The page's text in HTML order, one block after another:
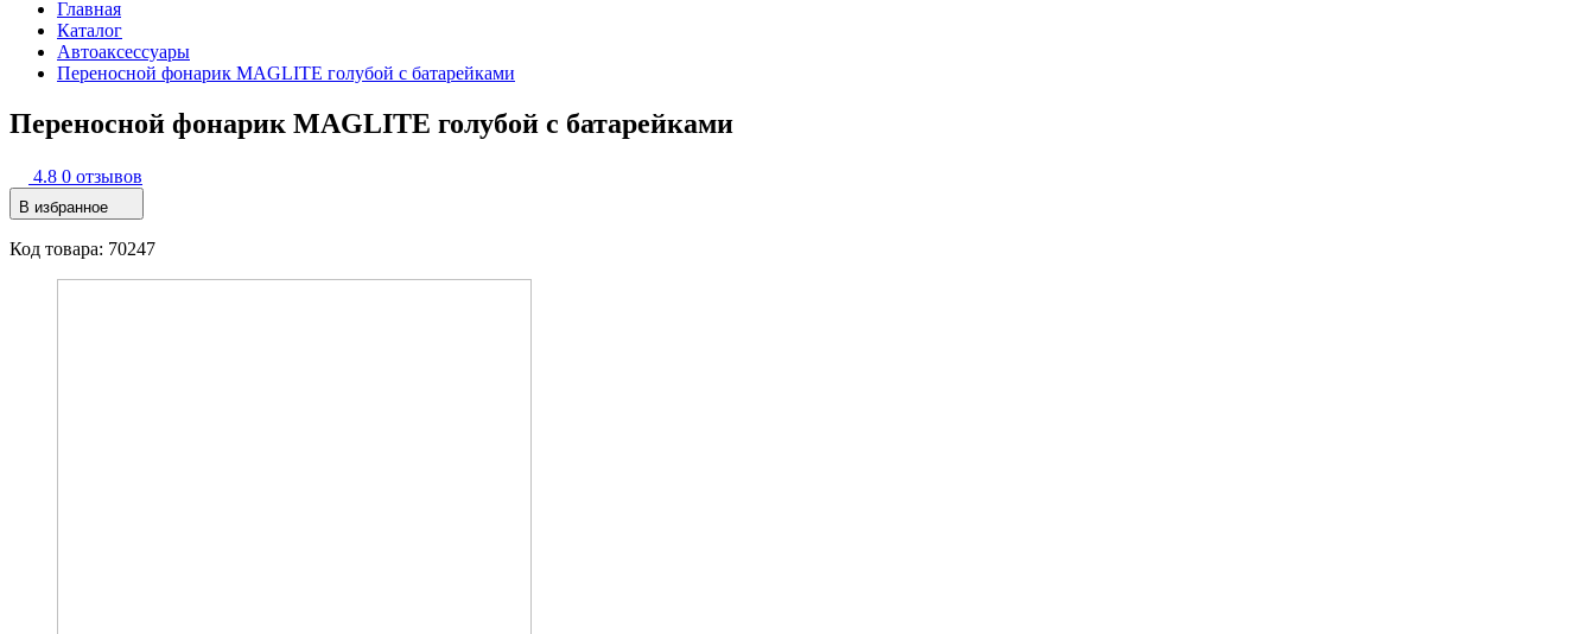
Главная
Каталог
Автоаксессуары
Переносной фонарик MAGLITE голубой c батарейками
Переносной фонарик MAGLITE голубой c батарейками
4.8 0 отзывов
В избранное
Код товара: 70247